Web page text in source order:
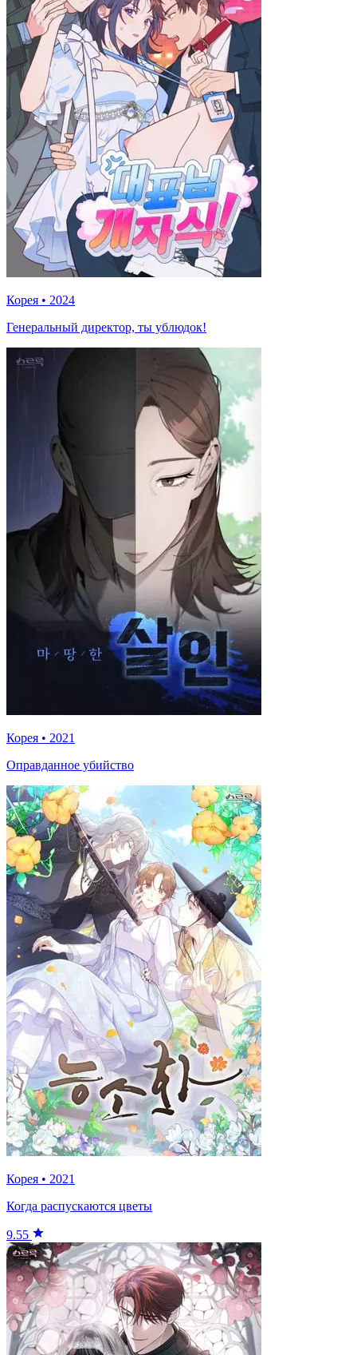
Корея • 2024
Генеральный директор, ты ублюдок!
Корея • 2021
Оправданное убийство
Корея • 2021
Когда распускаются цветы
9.55